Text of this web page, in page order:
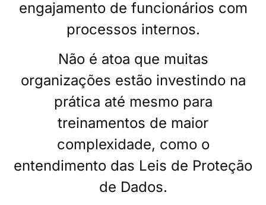
engajamento de funcionários com
processos internos.
Não é atoa que muitas
organizações estão investindo na
prática até mesmo para
treinamentos de maior
complexidade, como o
entendimento das Leis de Proteção
de Dados.